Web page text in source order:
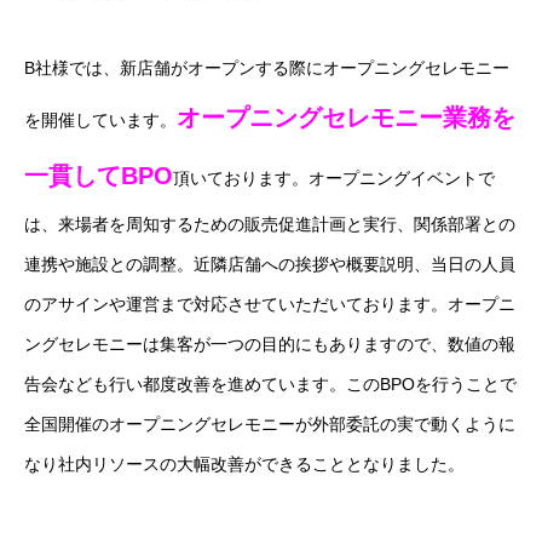
B社様では、新店舗がオープンする際にオープニングセレモニー
を開催しています。 オープニングセレモニー業務を
一貫してBPO頂いております。オープニングイベントで
は、来場者を周知するための販売促進計画と実行、関係部署との
連携や施設との調整。近隣店舗への挨拶や概要説明、当日の人員
のアサインや運営まで対応させていただいております。オープニ
ングセレモニーは集客が一つの目的にもありますので、数値の報
告会なども行い都度改善を進めています。このBPOを行うことで
全国開催のオープニングセレモニーが外部委託の実で動くように
なり社内リソースの大幅改善ができることとなりました。